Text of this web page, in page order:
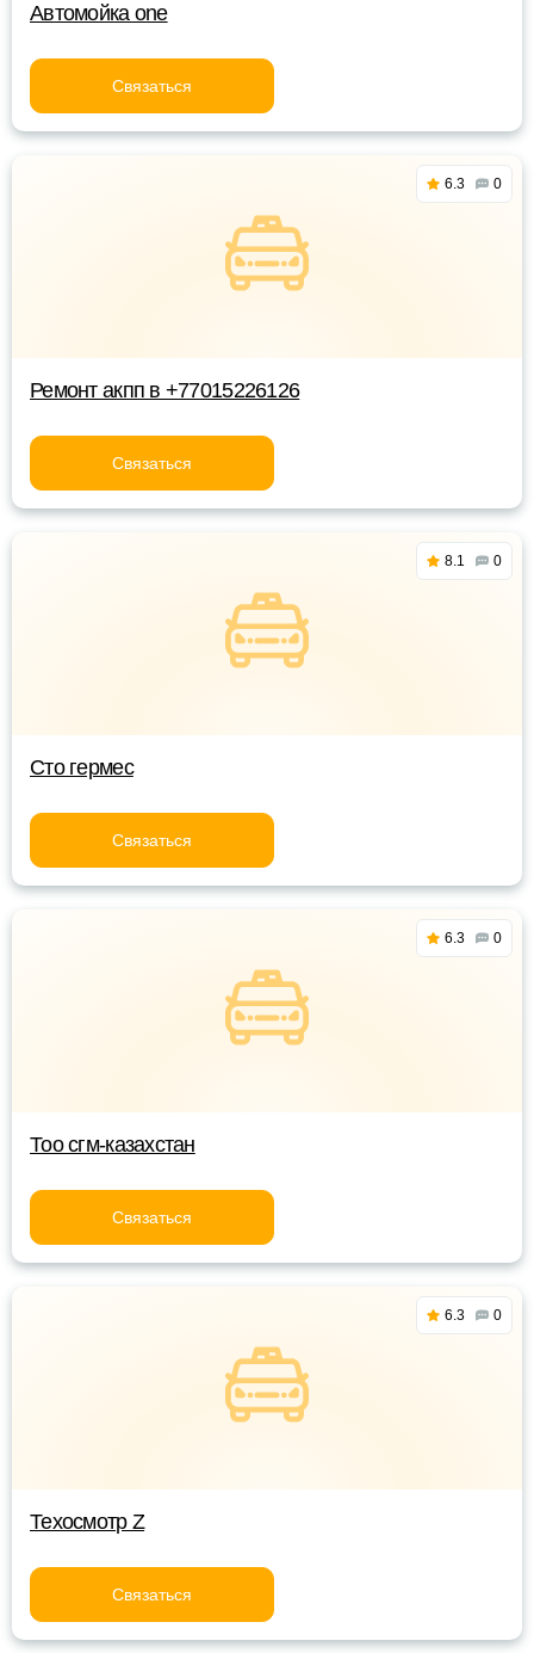
Автомойка one
Связаться
6.3 0
Ремонт акпп в +77015226126
Связаться
8.1 0
Сто гермес
Связаться
6.3 0
Тоо сгм-казахстан
Связаться
6.3 0
Техосмотр Z
Связаться